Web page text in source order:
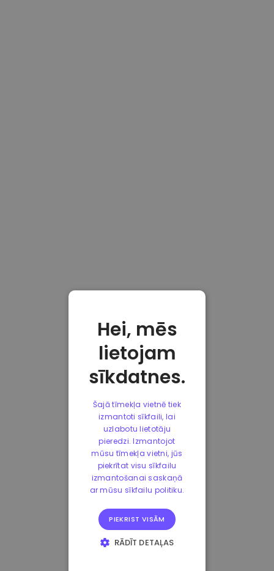
Hei, mēs
lietojam
sīkdatnes.
Šajā tīmekļa vietnē tiek
izmantoti sīkfaili, lai
uzlabotu lietotāju
pieredzi. Izmantojot
mūsu tīmekļa vietni, jūs
piekrītat visu sīkfailu
izmantošanai saskaņā
ar mūsu sīkfailu politiku.
PIEKRIST VISĀM
RĀDĪT DETAĻAS